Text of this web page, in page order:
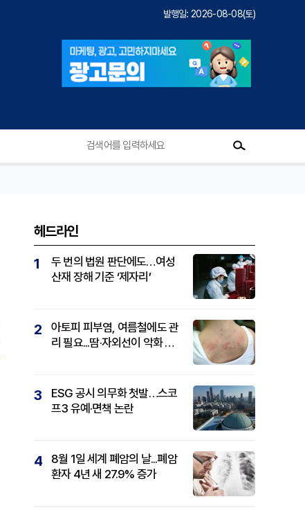
발행일: 2026-08-08(토)
헤드라인
1
두 번의 법원 판단에도…여성
산재 장해 기준 ‘제자리’
2
아토피 피부염, 여름철에도 관
리 필요...땀·자외선이 악화 요
3
ESG 공시 의무화 첫발…스코
프3 유예·면책 논란
4
8월 1일 세계 폐암의 날...폐암
환자 4년 새 27.9% 증가